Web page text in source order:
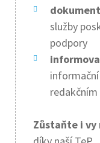
služby
podpory
Zůstaňte i vy